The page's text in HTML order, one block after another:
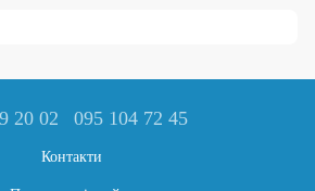
20 02 095 104 72 45
Контакти